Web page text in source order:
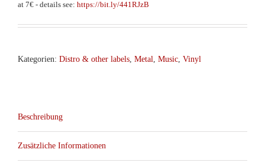
at 7€ - details see: https://bit.ly/441RJzB
Kategorien: Distro & other labels Metal Music Vinyl
Beschreibung
Zusätzliche Informationen